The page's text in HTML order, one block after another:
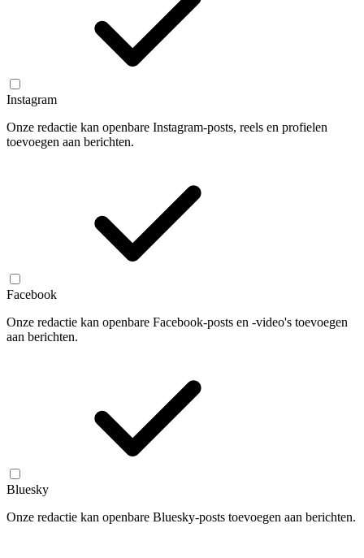
Instagram
Onze redactie kan openbare Instagram-posts, reels en profielen
toevoegen aan berichten.
Facebook
Onze redactie kan openbare Facebook-posts en -video's toevoegen
aan berichten.
Bluesky
Onze redactie kan openbare Bluesky-posts toevoegen aan berichten.